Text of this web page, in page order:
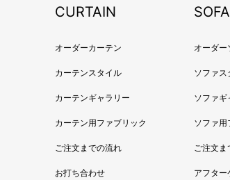
CURTAIN
オーダーカーテン
カーテンスタイル
カーテンギャラリー
カーテン用ファブリック
ご注文までの流れ
お打ち合わせ
SOFA
オーダー
ソファス
ソファギ
ソファ用
ご注文
アフター